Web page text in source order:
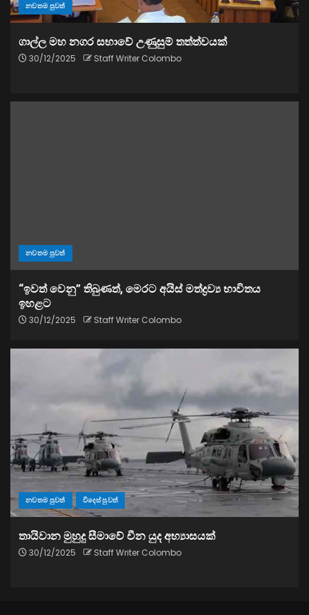
නවතම පුවත්
ගාල්ල මහ නගර සභාවේ උණුසුම් තත්ත්වයක්
30/12/2025 Staff Writer Colombo
නවතම පුවත්
“ඉවත් වෙනු” තිබුණත්, මෙරට අයිස් මත්ද්‍රව්‍ය භාවිතය
ඉහළට
30/12/2025 Staff Writer Colombo
නවතම පුවත් විදෙස් පුවත්
තායිවාන මුහුදු සීමාවේ චීන යුද අභ්‍යාසයක්
30/12/2025 Staff Writer Colombo